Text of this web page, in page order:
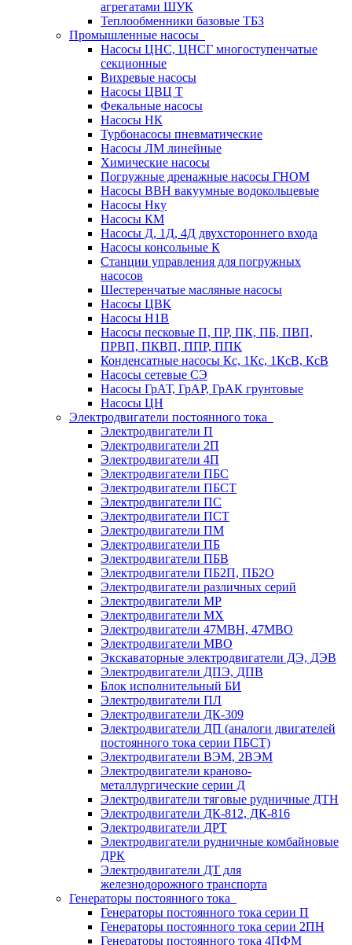
агрегатами ШУК
Теплообменники базовые ТБЗ
Промышленные насосы
Насосы ЦНС, ЦНСГ многоступенчатые
секционные
Вихревые насосы
Насосы ЦВЦ Т
Фекальные насосы
Насосы НК
Турбонасосы пневматические
Насосы ЛМ линейные
Химические насосы
Погружные дренажные насосы ГНОМ
Насосы ВВН вакуумные водокольцевые
Насосы Нку
Насосы КМ
Насосы Д, 1Д, 4Д двухстороннего входа
Насосы консольные К
Станции управления для погружных
насосов
Шестеренчатые масляные насосы
Насосы ЦВК
Насосы Н1В
Насосы песковые П, ПР, ПК, ПБ, ПВП,
ПРВП, ПКВП, ППР, ППК
Конденсатные насосы Кс, 1Кс, 1КсВ, КсВ
Насосы сетевые СЭ
Насосы ГрАТ, ГрАР, ГрАК грунтовые
Насосы ЦН
Электродвигатели постоянного тока
Электродвигатели П
Электродвигатели 2П
Электродвигатели 4П
Электродвигатели ПБС
Электродвигатели ПБСТ
Электродвигатели ПС
Электродвигатели ПСТ
Электродвигатели ПМ
Электродвигатели ПБ
Электродвигатели ПБВ
Электродвигатели ПБ2П, ПБ2О
Электродвигатели различных серий
Электродвигатели МР
Электродвигатели MX
Электродвигатели 47MBH, 47МВО
Электродвигатели MBO
Экскаваторные электродвигатели ДЭ, ДЭВ
Электродвигатели ДПЭ, ДПВ
Блок исполнительный БИ
Электродвигатели ПЛ
Электродвигатели ДК-309
Электродвигатели ДП (аналоги двигателей
постоянного тока серии ПБСТ)
Электродвигатели ВЭМ, 2ВЭМ
Электродвигатели краново-
металлургические серии Д
Электродвигатели тяговые рудничные ДТН
Электродвигатели ДК-812, ДК-816
Электродвигатели ДРТ
Электродвигатели рудничные комбайновые
ДРК
Электродвигатели ДТ для
железнодорожного транспорта
Генераторы постоянного тока
Генераторы постоянного тока серии П
Генераторы постоянного тока серии 2ПН
Генераторы постоянного тока 4ПФМ